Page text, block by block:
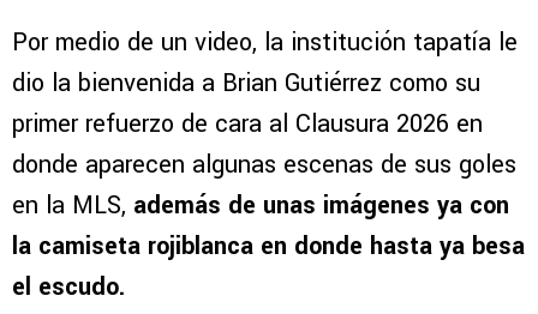
Por medio de un video, la institución tapatía le
dio la bienvenida a Brian Gutiérrez como su
primer refuerzo de cara al Clausura 2026 en
donde aparecen algunas escenas de sus goles
en la MLS, además de unas imágenes ya con
la camiseta rojiblanca en donde hasta ya besa
el escudo.